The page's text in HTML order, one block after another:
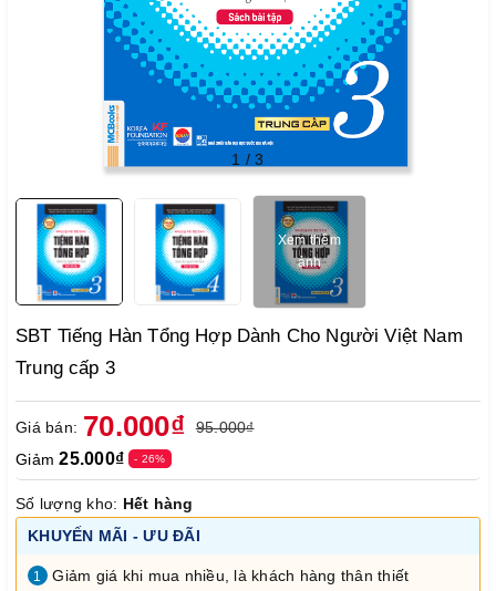
1 /3
Xem thêm
ảnh
SBT Tiếng Hàn Tổng Hợp Dành Cho Người Việt Nam
Trung cấp 3
Giá bán: 70.000₫
95.000₫
Giảm25.000₫ - 26%
Số lượng kho: Hết hàng
KHUYẾN MÃI - ƯU ĐÃI
1 Giảm giá khi mua nhiều, là khách hàng thân thiết